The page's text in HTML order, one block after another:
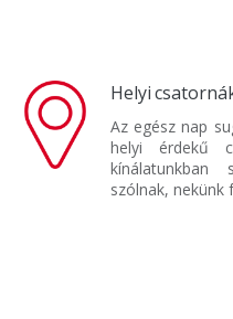
Helyi
Az egész nap
helyi érdekű
kínálatunkban
szólnak,